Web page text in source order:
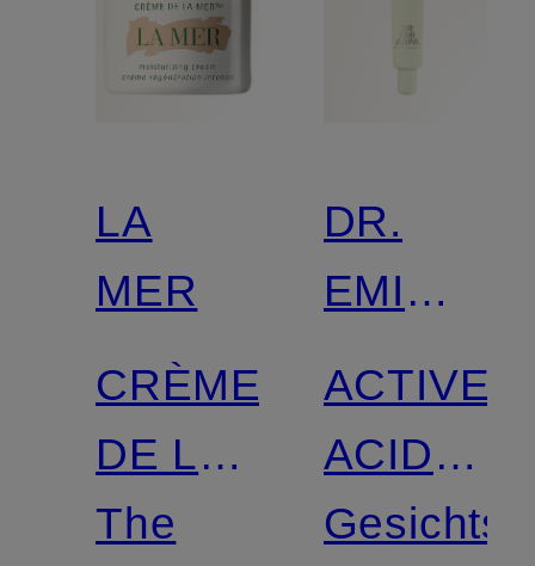
LA
MER
CRÈME
DE LA
MER
The
DR.
EMI
ARPA
SKIN
ACTIVE
ACIDS